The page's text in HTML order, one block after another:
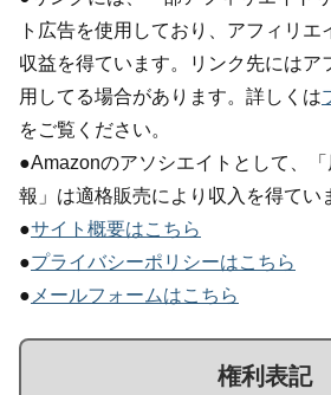
ト広告を使用しており、アフィリエ
収益を得ています。リンク先にはア
用してる場合があります。詳しくは
をご覧ください。
●Amazonのアソシエイトとして、
報」は適格販売により収入を得てい
●サイト概要はこちら
●プライバシーポリシーはこちら
● メールフォームはこちら
権利表記